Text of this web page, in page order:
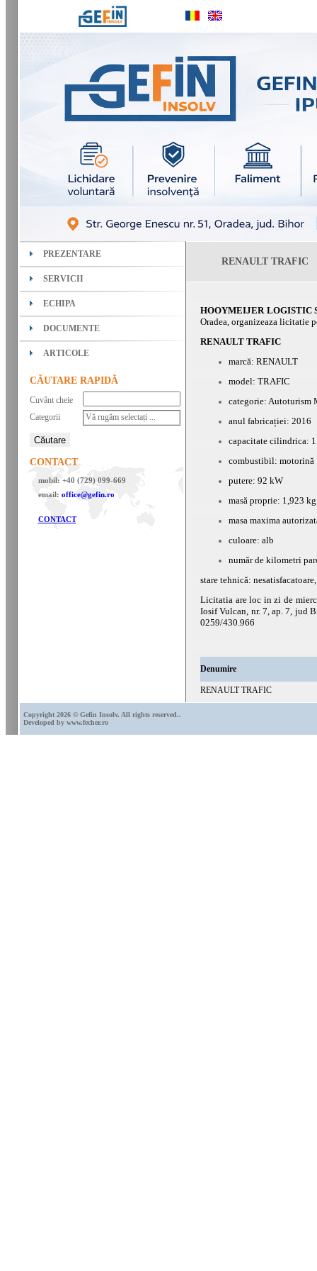
PREZENTARE
SERVICII
ECHIPA
DOCUMENTE
ARTICOLE
CĂUTARE RAPIDĂ
Cuvânt cheie
Categorii
Vă rugăm selectați ...
CONTACT
mobil: +40 (729) 099-669
email: office@gefin.ro
CONTACT
RENAULT TRAFIC
HOOYMEIJER LOGISTIC
Oradea, organizeaza licitatie
RENAULT TRAFIC
marcă: RENAULT
model: TRAFIC
categorie: Autoturism
anul fabricației: 2016
capacitate cilindrica:
combustibil: motorină
putere: 92 kW
masă proprie: 1,923 kg
masa maxima
culoare: alb
număr de kilometri
stare tehnică:
Licitatia are loc in zi de
Iosif Vulcan, nr. 7, ap. 7, jud
0259/430.966
Denumire
RENAULT TRAFIC
b0719b1e-bdb1-4ad4-bc84-
Copyright 2026 © Gefin Insolv. All rights reserved..
Developed by www.fecher.ro